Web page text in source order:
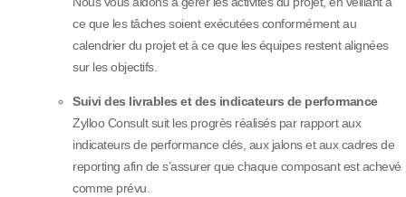
ce que les tâches soient exécutées conformément au
calendrier du projet et à ce que les équipes restent alignées
sur les objectifs.
Suivi des livrables et des indicateurs de performance
Zylloo Consult suit les progrès réalisés par rapport aux
indicateurs de performance clés, aux jalons et aux cadres de
reporting afin de s’assurer que chaque composant est achevé
comme prévu.